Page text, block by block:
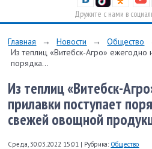
Дружите с нами в
Главная → Новости → Общество
Из теплиц «Витебск-Агро» ежегодно
порядка...
Из теплиц «Витебск-
прилавки поступает
свежей овощной
Среда, 30.03.2022 15:01 | Рубрика: Общество